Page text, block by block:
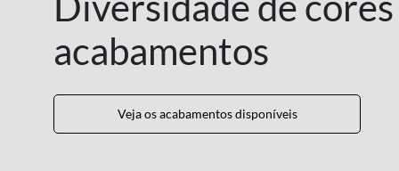
acabamentos
Veja os acabamentos disponíveis